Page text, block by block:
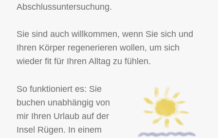
Abschlussuntersuchung.
Sie sind auch willkommen, wenn Sie sich und
Ihren Körper regenerieren wollen, um sich
wieder fit für Ihren Alltag zu fühlen.
So funktioniert es: Sie
buchen unabhängig von
mir Ihren Urlaub auf der
Insel Rügen. In einem